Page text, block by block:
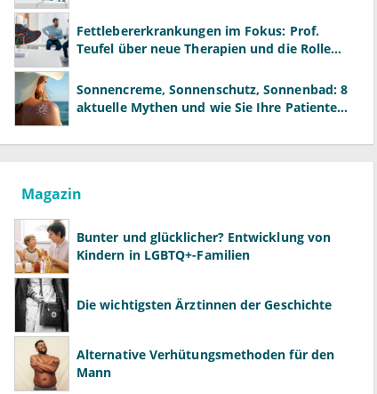
Fettlebererkrankungen im Fokus: Prof.
Teufel über neue Therapien und die Rolle
Sonnencreme, Sonnenschutz, Sonnenbad: 8
aktuelle Mythen und wie Sie Ihre Patienten
Magazin
Bunter und glücklicher? Entwicklung von
Kindern in LGBTQ+-Familien
Die wichtigsten Ärztinnen der Geschichte
Alternative Verhütungsmethoden für den
Mann